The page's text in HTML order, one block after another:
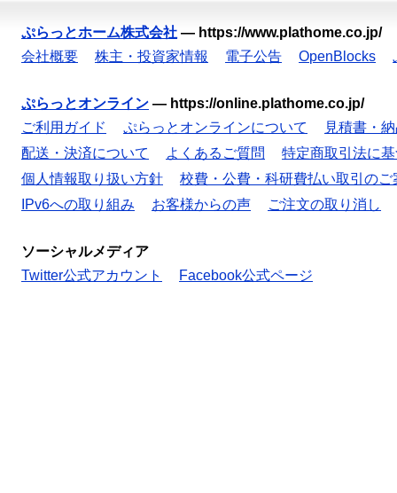
ぷらっとホーム株式会社 — https://www.plathome.co.jp/
会社概要
株主・投資家情報 電子公告 OpenBlocks
ぷらっとオンライン — https://online.plathome.co.jp/
ご利用ガイド
ぷらっとオンラインについて
見積書・
配送・決済について
よくあるご質問
特定商取引法に
個人情報取り扱い方針
校費・公費・科研費払い取引のご
IPv6への取り組み
お客様からの声 ご注文の取り消し
ソーシャルメディア
Twitter公式アカウント
Facebook公式ページ